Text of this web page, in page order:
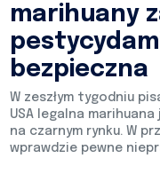
marihuany
bezpieczna
W zeszłym tygodniu
USA legalna
na czarnym rynku. W
wprawdzie pewne